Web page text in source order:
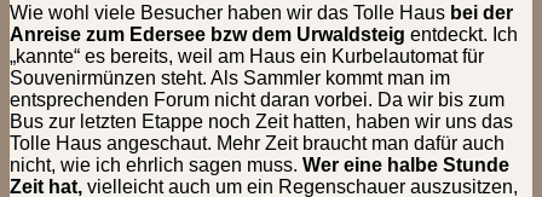
Wie wohl viele Besucher haben wir das Tolle Haus bei der
Anreise zum Edersee bzw dem Urwaldsteig entdeckt. Ich
„kannte“ es bereits, weil am Haus ein Kurbelautomat für
Souvenirmünzen steht. Als Sammler kommt man im
entsprechenden Forum nicht daran vorbei. Da wir bis zum
Bus zur letzten Etappe noch Zeit hatten, haben wir uns das
Tolle Haus angeschaut. Mehr Zeit braucht man dafür auch
nicht, wie ich ehrlich sagen muss. Wer eine halbe Stunde
Zeit hat, vielleicht auch um ein Regenschauer auszusitzen,